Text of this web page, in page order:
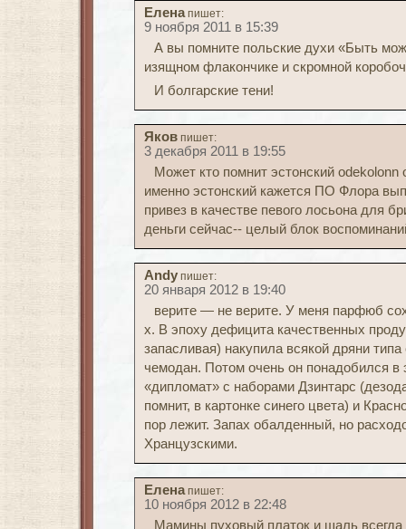
Елена пишет:
9 ноября 2011 в 15:39
А вы помните польские духи «Быть
изящном флакончике и скромной
И болгарские тени!
Яков пишет:
3 декабря 2011 в 19:55
Может кто помнит эстонский
именно эстонский кажется ПО Флора
привез в качестве певого лосьона для
деньги сейчас-- целый блок
Andy пишет:
20 января 2012 в 19:40
верите — не верите. У меня парфюб
х. В эпоху дефицита качественных
запасливая) накупила всякой дряни
чемодан. Потом очень он понадобился в
«дипломат» с наборами Дзинтарс
помнит, в картонке синего цвета) и
пор лежит. Запах обалденный, но
Хранцузскими.
Елена пишет:
10 ноября 2012 в 22:48
Мамины пуховый платок и шаль